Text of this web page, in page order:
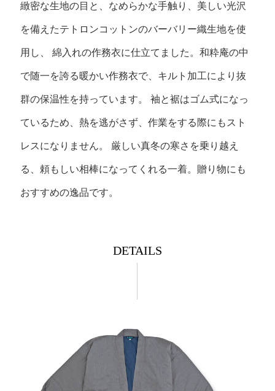
緻密な生地の目と、なめらかな手触り、美しい光沢
を備えたテトロンコットンのバーバリー織生地を使
用し、 綿入れの作務衣に仕立てました。和粋庵の中
で随一を誇る暖かい作務衣で、キルト加工により抜
群の保温性を持っています。 袖と裾はゴム式になっ
ているため、熱を逃がさず、作業をする際にもスト
レスになりません。 厳しい真冬の寒さを乗り越え
る、頼もしい相棒になってくれる一着。贈り物にも
おすすめの逸品です。
DETAILS